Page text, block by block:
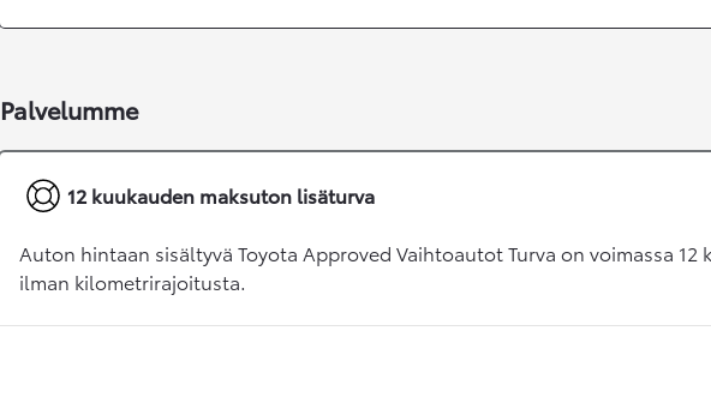
Alkaen
RAV4
Palvelumme
12 kuukauden maksuton lisäturva
Auton hintaan sisältyvä Toyota Approved Vaihtoautot Turva on voimassa 12
ilman kilometrirajoitusta.